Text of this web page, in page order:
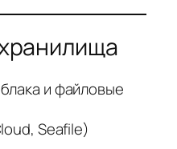
и файловые
Seafile)